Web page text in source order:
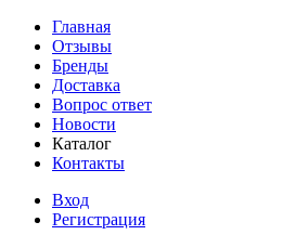
Главная
Отзывы
Бренды
Доставка
Вопрос ответ
Новости
Каталог
Контакты
Вход
Регистрация